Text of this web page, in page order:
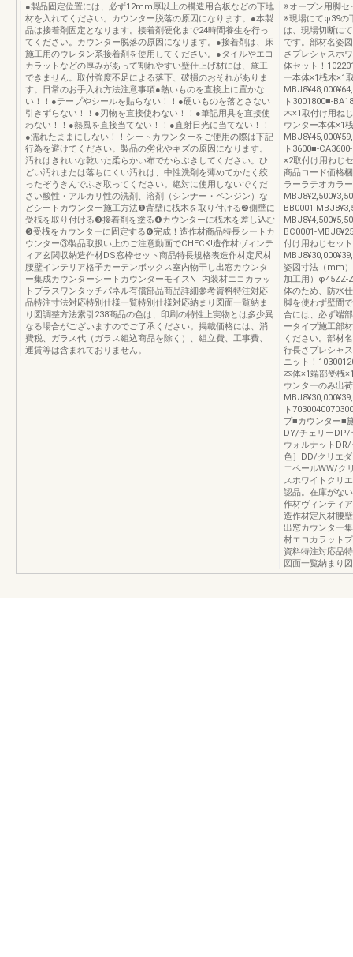
●製品固定位置には、必ず12mm厚以上の構造用合板などの下地
材を入れてください。カウンター脱落の原因になります。●本製
品は接着剤固定となります。接着剤硬化まで24時間養生を行っ
てください。カウンター脱落の原因になります。●接着剤は、床
施工用のウレタン系接着剤を使用してください。●タイルやエコ
カラットなどの厚みがあって割れやすい壁仕上げ材には、施工
できません。取付強度不足による落下、破損のおそれがありま
す。日常のお手入れ方法注意事項●熱いものを直接上に置かな
い！！●テープやシールを貼らない！！●硬いものを落とさない
引きずらない！！●刃物を直接使わない！！●筆記用具を直接使
わない！！●熱風を直接当てない！！●直射日光に当てない！！
●濡れたままにしない！！シートカウンターをご使用の際は下記
行為を避けてください。製品の劣化やキズの原因になります。
汚れはきれいな乾いた柔らかい布でからぶきしてください。ひ
どい汚れまたは落ちにくい汚れは、中性洗剤を薄めてかたく絞
ったぞうきんでふき取ってください。絶対に使用しないでくだ
さい酸性・アルカリ性の洗剤、溶剤（シンナー・ベンジン）な
どシートカウンター施工方法❶背壁に桟木を取り付ける❷側壁に
受桟を取り付ける❸接着剤を塗る❹カウンターに桟木を差し込む
❺受桟をカウンターに固定する❻完成！造作材商品特長シートカ
ウンター③製品取扱い上のご注意動画でCHECK!造作材ヴィンテ
ィア玄関収納造作材DS窓枠セット商品特長規格表造作材定尺材
腰壁インテリア格子カーテンボックス室内物干し出窓カウンタ
ー集成カウンターシートカウンターモイスNT内装材エコカラッ
トプラスワンタッチパネル有償部品商品詳細参考資料特注対応
品特注寸法対応特別仕様一覧特別仕様対応納まり図面一覧納ま
り図調整方法索引238商品の色は、印刷の特性上実物とは多少異
なる場合がございますのでご了承ください。掲載価格には、消
費税、ガラス代（ガラス組込商品を除く）、組立費、工事費、
運賃等は含まれておりません。
※オープン用脚セ
※現場にてφ39の
は、現場切断に
です。部材名姿
さプレシャスホ
体セット！
ー本体×1桟木×1
ト3001800■-
木×1取付け用ね
ウンター本体×1
ト3600■-
×2取付け用ねじ
商品コード価格
ラーラテオカラ
BB0001-
BC0001-
付け用ねじセッ
姿図寸法（mm
加工用）φ45ZZ-
体のため、防水
脚を使わず壁間
合には、必ず端
ータイプ施工部
ください。部材
行長さプレシャ
ニット！
本体×1端部受桟
ウンターのみ出
ト
プ■カウンター■
DY/チェリーDP/
ウォルナット
色］DD/クリエ
エペールWW/ク
スホワイトクリ
認品。在庫がな
作材ヴィンティ
造作材定尺材腰
出窓カウンター
材エコカラット
資料特注対応品
図面一覧納まり